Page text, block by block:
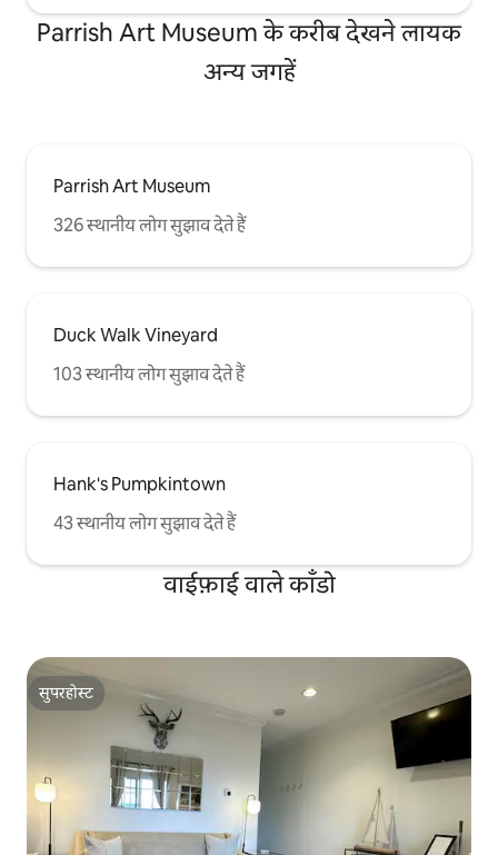
Parrish Art Museum के करीब देखने लायक
अन्य जगहें
Parrish Art Museum
326 स्थानीय लोग सुझाव देते हैं
Duck Walk Vineyard
103 स्थानीय लोग सुझाव देते हैं
Hank's Pumpkintown
43 स्थानीय लोग सुझाव देते हैं
वाईफ़ाई वाले काँडो
सुपरहोस्ट
सुपरहोस्ट